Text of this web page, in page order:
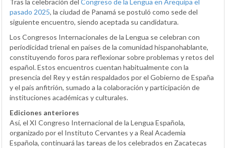
Tras la celebración del Congreso de la Lengua en Arequipa el
pasado 2025, la ciudad de Panamá se postuló como sede del
siguiente encuentro, siendo aceptada su candidatura.
Los Congresos Internacionales de la Lengua se celebran con
periodicidad trienal en países de la comunidad hispanohablante,
constituyendo foros para reflexionar sobre problemas y retos del
español. Estos encuentros cuentan habitualmente con la
presencia del Rey y están respaldados por el Gobierno de España
y el país anfitrión, sumado a la colaboración y participación de
instituciones académicas y culturales.
Ediciones anteriores
Así, el XI Congreso Internacional de la Lengua Española,
organizado por el Instituto Cervantes y a Real Academia
Española, continuará las tareas de los celebrados en Zacatecas